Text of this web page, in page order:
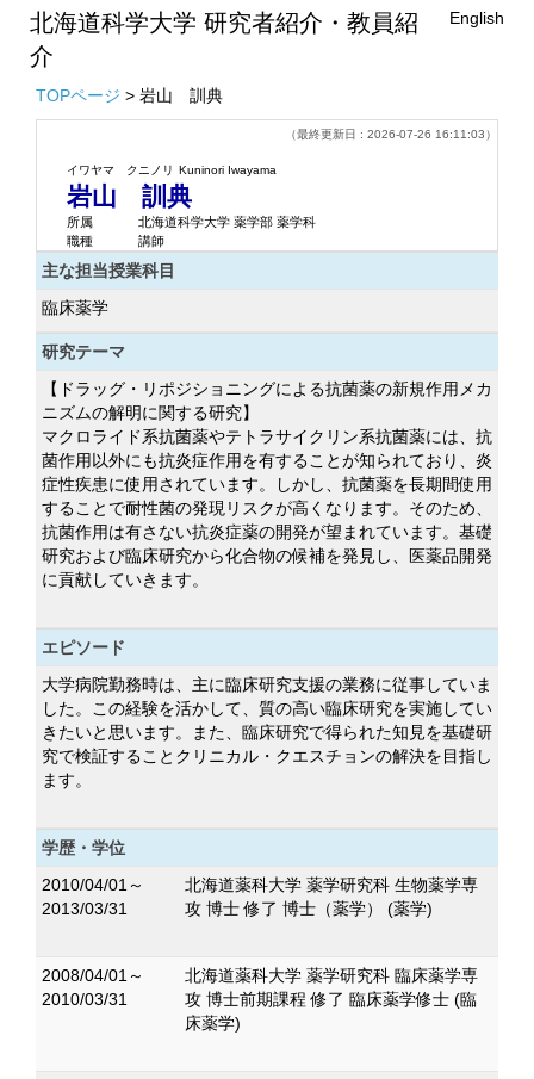
北海道科学大学 研究者紹介・教員紹
介
English
TOPページ > 岩山 訓典
（最終更新日 : 2026-07-26 16:11:03）
イワヤマ クニノリ Kuninori Iwayama
岩山 訓典
所属
北海道科学大学 薬学部 薬学科
職種
講師
主な担当授業科目
臨床薬学
研究テーマ
【ドラッグ・リポジショニングによる抗菌薬の新規作用メカ
ニズムの解明に関する研究】
マクロライド系抗菌薬やテトラサイクリン系抗菌薬には、抗
菌作用以外にも抗炎症作用を有することが知られており、炎
症性疾患に使用されています。しかし、抗菌薬を長期間使用
することで耐性菌の発現リスクが高くなります。そのため、
抗菌作用は有さない抗炎症薬の開発が望まれています。基礎
研究および臨床研究から化合物の候補を発見し、医薬品開発
に貢献していきます。
エピソード
大学病院勤務時は、主に臨床研究支援の業務に従事していま
した。この経験を活かして、質の高い臨床研究を実施してい
きたいと思います。また、臨床研究で得られた知見を基礎研
究で検証することクリニカル・クエスチョンの解決を目指し
ます。
学歴・学位
2010/04/01～
2013/03/31
北海道薬科大学 薬学研究科 生物薬学専
攻 博士 修了 博士（薬学） (薬学)
2008/04/01～
2010/03/31
北海道薬科大学 薬学研究科 臨床薬学専
攻 博士前期課程 修了 臨床薬学修士 (臨
床薬学)